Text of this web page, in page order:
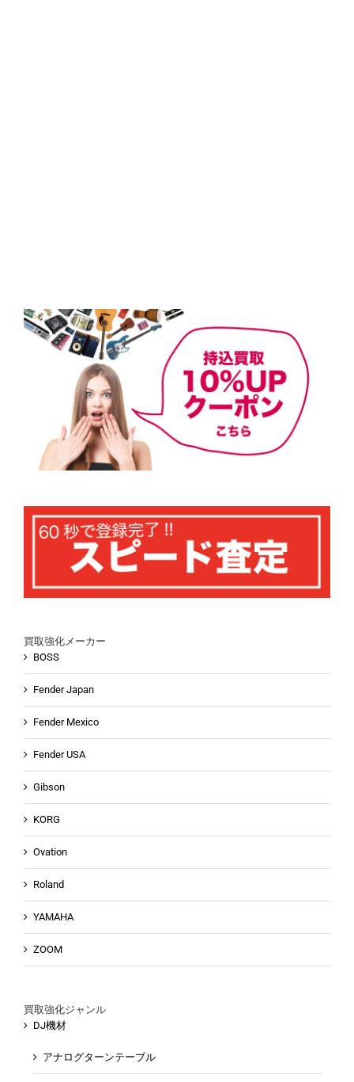
買取強化メーカー
BOSS
Fender Japan
Fender Mexico
Fender USA
Gibson
KORG
Ovation
Roland
YAMAHA
ZOOM
買取強化ジャンル
DJ機材
アナログターンテーブル